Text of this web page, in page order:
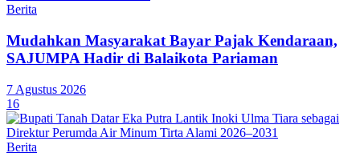
Berita
Mudahkan Masyarakat Bayar Pajak Kendaraan,
SAJUMPA Hadir di Balaikota Pariaman
7 Agustus 2026
16
Berita